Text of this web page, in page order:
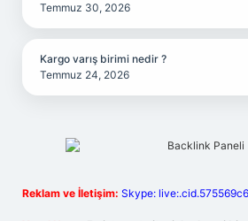
Temmuz 30, 2026
Kargo varış birimi nedir ?
Temmuz 24, 2026
Reklam ve İletişim: Skype: